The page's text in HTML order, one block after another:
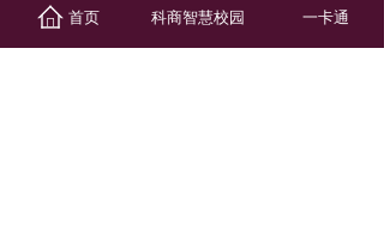
2022-09-12
机电设备安装与维修
2022-09-12
首页 科商智慧校园 一卡通